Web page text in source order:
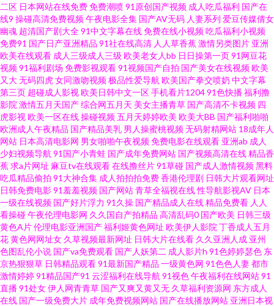
青青 AV无码导航 成人欧美 韩国精品人妻 久久国产网站 青娱乐AV首页 国产av
自拍资源 四虎免费视频 91素人网 豆花导航福利 成人777 久久国产精品区 日
本女人性淫视频 五月天黄色视频 伊人久久青青草网 www黄淫 国产丝袜性爱
男人午夜剧场 四虎影音 最新av资源 97在线超碰 青娱乐91论坛 欧美A片在线
播放 影音先锋亚州精品 超碰人人插人人爱 久久副利网 青青成人AV网 亚洲色
图制服 99这里都是精品 国产91蜜臀人妻 久久国产三级久久 日韩中文字 91AV
电影 俺来也去婷婷听听 国产精品25 久久伊人大 日韩轮理 伊人操碰 97天码 国
产操海角社区 久久人妻精品 日韩无码资源站 尤物视频网 97午夜剧场 高清无
码夜夜爽 久久伊人熟女 日韩熟妇视频 一级欧美 91一起c 豆花官网免费 另类
欧美色 日本色图欧美色图 午夜诱惑网站 91国产孕妇 草莓视频黄免费 韩国福
二区 日本网站在线免费免费潮喷91原创国产视频 成人吃瓜福利 国产在
线9 操碰高清免费视频午夜电影全集 国产AV无码 人妻系列 爱豆传媒倩女
幽魂 超清国产剧大全91中文字幕在线免费在线小视频吃瓜福利小视频
免费91 国产日产亚洲精品 91社在线高清 人人草香蕉激情另类图片 亚洲
欧美在线观看 成人三级成人三级 欧美老女人bb 日日操第一页91网豆花
视频91福利剧场 免费影视观看91视频国产自拍 国产美女在线视频欧美
又大无码四虎女同激吻视频极品性爱导航 欧美国产拳交喷奶 中文字幕
第三页 超碰成人影视欧美日韩中文一区手机看片120491色快播福利撸
影院 激情五月天国产综合网五月天 美女主播青草 国产高清不卡视频 四
虎影视欧美一区在线操碰视频五月天婷婷欧美 欧美大BB 国产福利啪啪
欧洲成人午夜精品 国产精品美乳 男人操蜜桃视频无码射精网站 18成年人
网站 日本高清电影网 男女啪啪午夜视频免费电影在线观看 亚洲ab 成人
少妇视频导航 91国产小青蛙 国产成年免费网站 国产视频高清在线精品香
蕉求a片网址 麻豆tv在线观看在线撸丝片91草碰 国产成人激情视频黑料
吃瓜精品偷拍 91大神合集 成人拍拍拍免费香港伦理剧 日韩大片观看网址
日韩免费电影91羞羞视频 国产网站青草全福视在线性导航影视AV 日本
一级在线视频 国产好片浮力 91久操 国产精品成人在线精品免费看 人人
看操碰午夜伦理电影网 久久国自产拍精品 高清乱码0 国产欧美 日韩三级
黄色A片伦理电影亚洲国产福利姬黄色网址 欧美伊人影院 丁香成人五月
花黄色网网址女 久草视频最新网址 日韩大片在线看 久久亚洲人成 亚州
色图乱伦小说 国产va免费观看 国产人妖第二 成人影片h 91色婷婷瑟色 东
京热狠狠草 日韩精品观看91最新国产精品 一级黄色网 91色色人妻都市
激情婷婷91精品国产91 云涩福利在线导航 91视色午夜福利在线网站91
直播91处女伊人网青青草 国产又爽又黄又无 久草福利资源网 东方成人
在线 国产一级免费大片 成年免费视频网站 国产在线播放网站 亚洲日本视